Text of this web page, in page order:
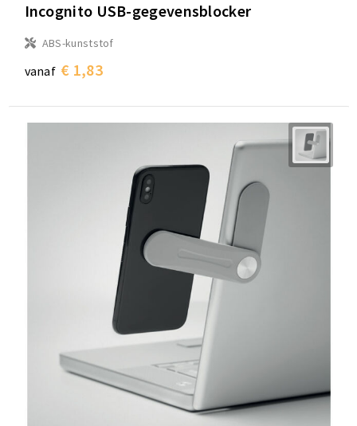
Incognito USB-gegevensblocker
ABS-kunststof
vanaf € 1,83